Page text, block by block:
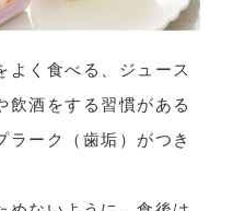
よく食べる、ジュース
飲酒をする習慣がある
ラーク（歯垢）がつき